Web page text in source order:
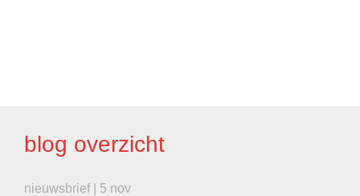
blog overzicht
nieuwsbrief | 5 nov